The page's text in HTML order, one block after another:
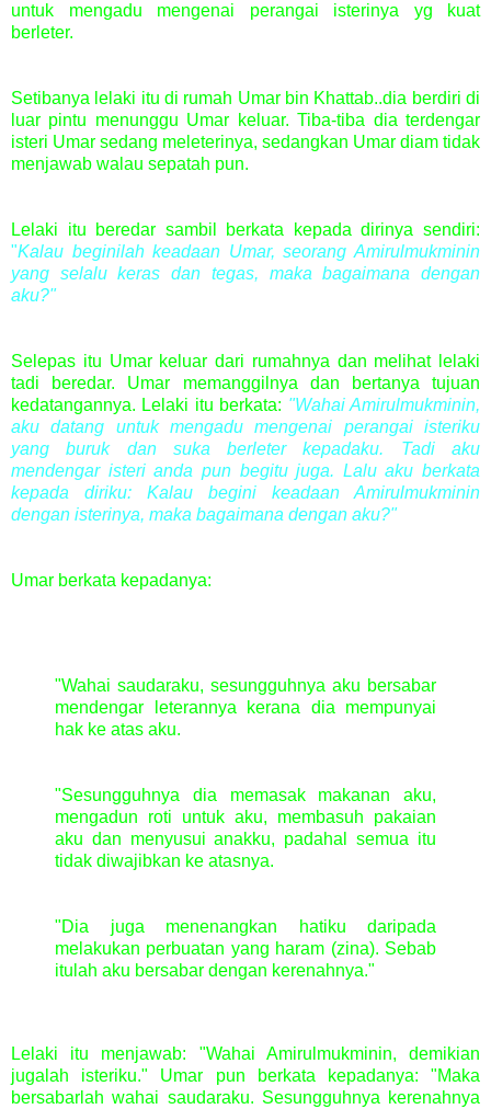
untuk mengadu mengenai perangai isterinya yg kuat
berleter.
Setibanya lelaki itu di rumah Umar bin Khattab..dia berdiri di
luar pintu menunggu Umar keluar. Tiba-tiba dia terdengar
isteri Umar sedang meleterinya, sedangkan Umar diam tidak
menjawab walau sepatah pun.
Lelaki itu beredar sambil berkata kepada dirinya sendiri:
"Kalau beginilah keadaan Umar, seorang Amirulmukminin
yang selalu keras dan tegas, maka bagaimana dengan
aku?"
Selepas itu Umar keluar dari rumahnya dan melihat lelaki
tadi beredar. Umar memanggilnya dan bertanya tujuan
kedatangannya. Lelaki itu berkata: "Wahai Amirulmukminin,
aku datang untuk mengadu mengenai perangai isteriku
yang buruk dan suka berleter kepadaku. Tadi aku
mendengar isteri anda pun begitu juga. Lalu aku berkata
kepada diriku: Kalau begini keadaan Amirulmukminin
dengan isterinya, maka bagaimana dengan aku?"
Umar berkata kepadanya:
"Wahai saudaraku, sesungguhnya aku bersabar
mendengar leterannya kerana dia mempunyai
hak ke atas aku.
"Sesungguhnya dia memasak makanan aku,
mengadun roti untuk aku, membasuh pakaian
aku dan menyusui anakku, padahal semua itu
tidak diwajibkan ke atasnya.
"Dia juga menenangkan hatiku daripada
melakukan perbuatan yang haram (zina). Sebab
itulah aku bersabar dengan kerenahnya."
Lelaki itu menjawab: "Wahai Amirulmukminin, demikian
jugalah isteriku." Umar pun berkata kepadanya: "Maka
bersabarlah wahai saudaraku. Sesungguhnya kerenahnya